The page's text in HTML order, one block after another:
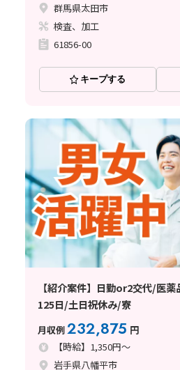
群馬県太田市
検査、加工
61856-00
キープする
【紹介案件】日勤or2交代/医
125日/土日祝休み/寮
月収例232,875 円
【時給】1,350円～
岩手県八幡平市